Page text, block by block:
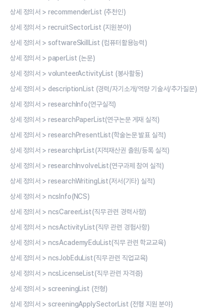
상세 정의서 > recommenderList (추천인)
상세 정의서 > recruitSectorList (지원분야)
상세 정의서 > softwareSkillList (컴퓨터활용능력)
상세 정의서 > paperList (논문)
상세 정의서 > volunteerActivityList (봉사활동)
상세 정의서 > descriptionList (경력/자기소개/역량 기술서/추가질문)
상세 정의서 > researchInfo(연구실적)
상세 정의서 > researchPaperList(연구논문 게재 실적)
상세 정의서 > researchPresentList(학술논문 발표 실적)
상세 정의서 > researchIprList(지적재산권 출원/등록 실적)
상세 정의서 > researchInvolveList(연구과제 참여 실적)
상세 정의서 > researchWritingList(저서(기타) 실적)
상세 정의서 > ncsInfo(NCS)
상세 정의서 > ncsCareerList(직무 관련 경력사항)
상세 정의서 > ncsActivityList(직무 관련 경험사항)
상세 정의서 > ncsAcademyEduList(직무 관련 학교교육)
상세 정의서 > ncsJobEduList(직무 관련 직업교육)
상세 정의서 > ncsLicenseList(직무 관련 자격증)
상세 정의서 > screeningList (전형)
상세 정의서 > screeningApplySectorList (전형 지원 분야)